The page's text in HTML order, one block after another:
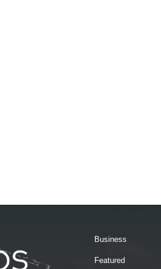
Business
Featured